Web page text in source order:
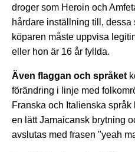
droger som Heroin och
hårdare inställning till,
köparen måste uppvisa
eller hon är 16 år fyllda.
Även flaggan och språket
förändring i linje med
Franska och Italienska
en lätt Jamaicansk brytning
avslutas med frasen "yeah